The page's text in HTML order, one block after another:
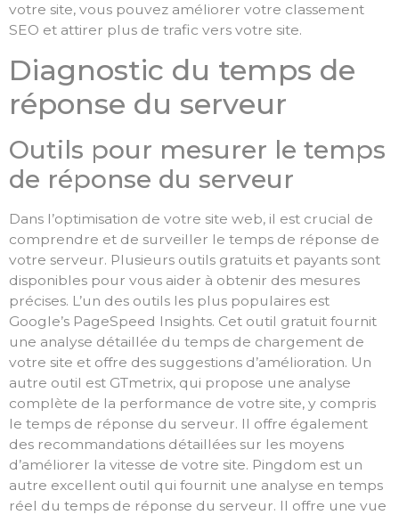
votre site, vous pouvez améliorer votre classement
SEO et attirer plus de trafic vers votre site.
Diagnostic du temps de
réponse du serveur
Outils pour mesurer le temps
de réponse du serveur
Dans l’optimisation de votre site web, il est crucial de
comprendre et de surveiller le temps de réponse de
votre serveur. Plusieurs outils gratuits et payants sont
disponibles pour vous aider à obtenir des mesures
précises. L’un des outils les plus populaires est
Google’s PageSpeed Insights. Cet outil gratuit fournit
une analyse détaillée du temps de chargement de
votre site et offre des suggestions d’amélioration. Un
autre outil est GTmetrix, qui propose une analyse
complète de la performance de votre site, y compris
le temps de réponse du serveur. Il offre également
des recommandations détaillées sur les moyens
d’améliorer la vitesse de votre site. Pingdom est un
autre excellent outil qui fournit une analyse en temps
réel du temps de réponse du serveur. Il offre une vue